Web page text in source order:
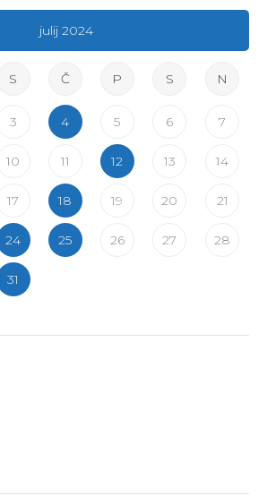
julij 2024
S Č P S N
3 4 5 6 7
10 11 12 13 14
17 18 19 20 21
24 25 26 27 28
31